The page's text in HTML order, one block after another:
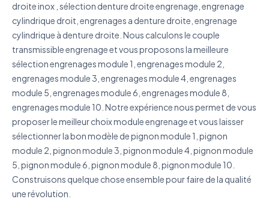
droite inox , sélection denture droite engrenage, engrenage
cylindrique droit, engrenages a denture droite, engrenage
cylindrique à denture droite. Nous calculons le couple
transmissible engrenage et vous proposons la meilleure
sélection engrenages module 1, engrenages module 2,
engrenages module 3, engrenages module 4, engrenages
module 5, engrenages module 6, engrenages module 8,
engrenages module 10. Notre expérience nous permet de vous
proposer le meilleur choix module engrenage et vous laisser
sélectionner la bon modèle de pignon module 1, pignon
module 2, pignon module 3, pignon module 4, pignon module
5, pignon module 6, pignon module 8, pignon module 10.
Construisons quelque chose ensemble pour faire de la qualité
une révolution.
J'accepte que mes données soient utilisées pour traiter
ma demande.
Politique de confidentialité
Envoyer ma demande de devis
Vos données sont protégées et ne seront jamais
partagées